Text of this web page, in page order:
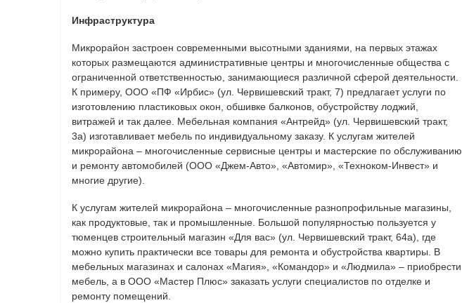
Инфраструктура
Микрорайон застроен современными высотными зданиями, на первых этажах
которых размещаются административные центры и многочисленные общества с
ограниченной ответственностью, занимающиеся различной сферой деятельности.
К примеру, ООО «ПФ «Ирбис» (ул. Червишевский тракт, 7) предлагает услуги по
изготовлению пластиковых окон, обшивке балконов, обустройству лоджий,
витражей и так далее. Мебельная компания «Антрейд» (ул. Червишевский тракт,
3а) изготавливает мебель по индивидуальному заказу. К услугам жителей
микрорайона – многочисленные сервисные центры и мастерские по обслуживанию
и ремонту автомобилей (ООО «Джем-Авто», «Автомир», «Техноком-Инвест» и
многие другие).
К услугам жителей микрорайона – многочисленные разнопрофильные магазины,
как продуктовые, так и промышленные. Большой популярностью пользуется у
тюменцев строительный магазин «Для вас» (ул. Червишевский тракт, 64а), где
можно купить практически все товары для ремонта и обустройства квартиры. В
мебельных магазинах и салонах «Магия», «Командор» и «Людмила» – приобрести
мебель, а в ООО «Мастер Плюс» заказать услуги специалистов по отделке и
ремонту помещений.